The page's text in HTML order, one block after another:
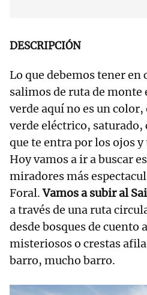
DESCRIPCIÓN
Lo que debemos tener en
salimos de ruta de monte
verde aquí no es un
verde eléctrico, saturado,
que te entra por los ojos
Hoy vamos a ir a buscar
miradores más
Foral.Vamos a subir al
a través de una ruta
desde bosques de cuento
misteriosos o crestas
barro, mucho barro.